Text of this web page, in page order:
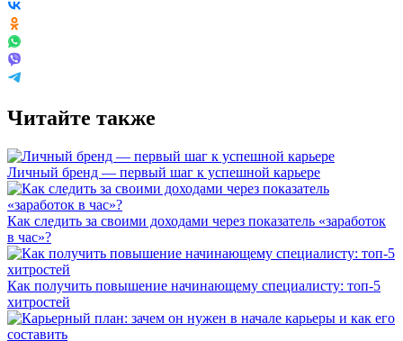
Читайте также
Личный бренд — первый шаг к успешной карьере
Как следить за своими доходами через показатель «заработок
в час»?
Как получить повышение начинающему специалисту: топ-5
хитростей